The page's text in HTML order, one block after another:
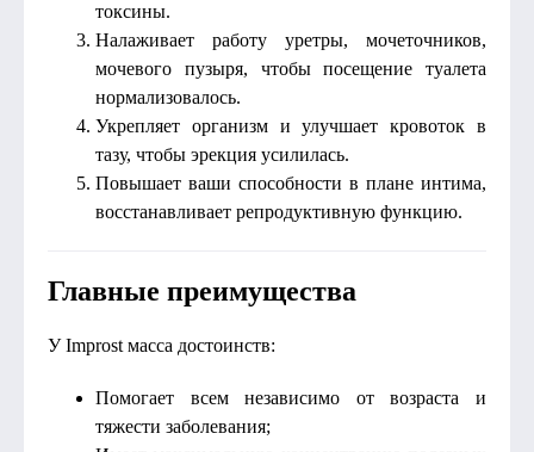
токсины.
Налаживает работу уретры, мочеточников,
мочевого пузыря, чтобы посещение туалета
нормализовалось.
Укрепляет организм и улучшает кровоток в
тазу, чтобы эрекция усилилась.
Повышает ваши способности в плане интима,
восстанавливает репродуктивную функцию.
Главные преимущества
У Improst масса достоинств:
Помогает всем независимо от возраста и
тяжести заболевания;